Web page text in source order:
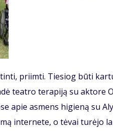
priimti. Tiesiog būti
teatro terapiją su aktore
apie asmens higieną su
internete, o tėvai turėjo